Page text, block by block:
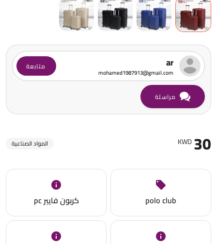
30
KWD المواد الصناعية
polo club كربون فايبر pc
ar
mohamed1987913@gmail.com
متابعة
مراسلة